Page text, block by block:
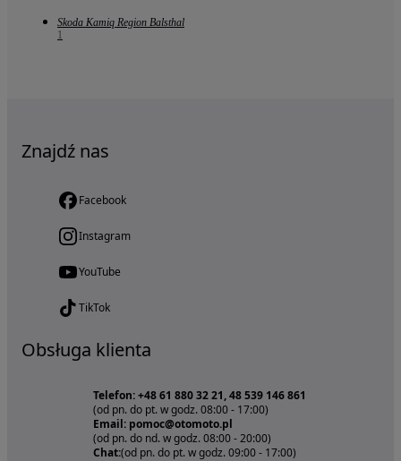
Skoda Kamiq Region Balsthal
1
Znajdź nas
Facebook
Instagram
YouTube
TikTok
Obsługa klienta
Telefon: +48 61 880 32 21, 48 539 146 861
(od pn. do pt. w godz. 08:00 - 17:00)
Email: pomoc@otomoto.pl
(od pn. do nd. w godz. 08:00 - 20:00)
Chat:(od pn. do pt. w godz. 09:00 - 17:00)